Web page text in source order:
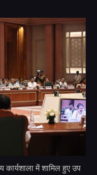
में शामिल हुए उप